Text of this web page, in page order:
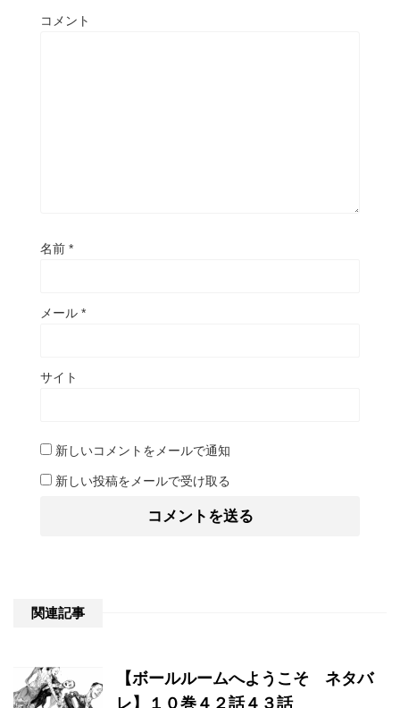
コメント
名前 *
メール *
サイト
新しいコメントをメールで通知
新しい投稿をメールで受け取る
関連記事
【ボールルームへようこそ ネタバ
レ】１０巻４２話４３話